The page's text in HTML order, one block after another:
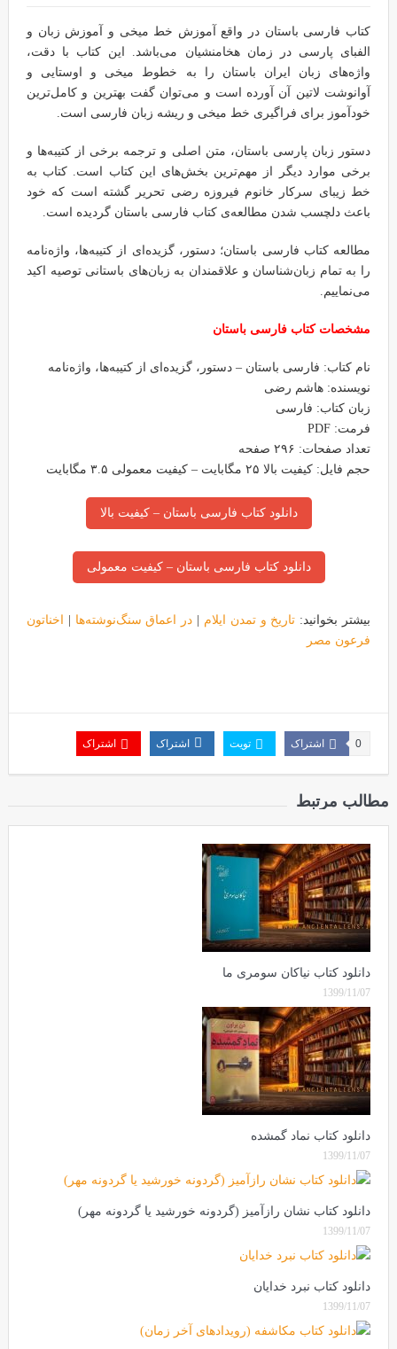
کتاب فارسی باستان در واقع آموزش خط میخی و آموزش زبان و
الفبای پارسی در زمان هخامنشیان می‌باشد. این کتاب با دقت،
واژه‌های زبان ایران باستان را به خطوط میخی‌ و اوستایی و
آوانوشت لاتین آن آورده است و می‌توان گفت بهترین و کامل‌ترین
خودآموز برای فراگیری خط میخی و ریشه زبان فارسی است.
دستور زبان پارسی باستان، متن اصلی و ترجمه برخی از کتیبه‌ها و
برخی موارد دیگر از مهم‌ترین بخش‌های این کتاب است. کتاب به
خط زیبای سرکار خانوم فیروزه رضی تحریر گشته است که خود
باعث دلچسب شدن مطالعه‌ی کتاب فارسی باستان گردیده است.
مطالعه کتاب فارسی باستان؛ دستور، گزیده‌ای از کتیبه‌ها، واژه‌نامه
را به تمام زبان‌شناسان و علاقمندان به زبان‌های باستانی توصیه اکید
می‌نماییم.
مشخصات کتاب فارسی باستان
نام کتاب: فارسی باستان – دستور، گزیده‌ای از کتیبه‌ها، واژه‌نامه
نویسنده: هاشم رضی
زبان کتاب: فارسی
فرمت: PDF
تعداد صفحات: ۲۹۶ صفحه
حجم فایل: کیفیت بالا ۲۵ مگابایت – کیفیت معمولی ۳.۵ مگابایت
دانلود کتاب فارسی باستان – کیفیت بالا
دانلود کتاب فارسی باستان – کیفیت معمولی
بیشتر بخوانید: تاریخ و تمدن ایلام | در اعماق سنگ‌نوشته‌ها | اخناتون
فرعون مصر
اشتراک 0 تویت اشتراک اشتراک
مطالب مرتبط
دانلود کتاب نیاکان سومری ما
1399/11/07
دانلود کتاب نماد گمشده
1399/11/07
دانلود کتاب نشان رازآمیز (گردونه خورشید یا گردونه مهر)
1399/11/07
دانلود کتاب نبرد خدایان
1399/11/07